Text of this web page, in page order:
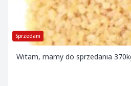
Sprzedam
Witam, mamy do sprzedania